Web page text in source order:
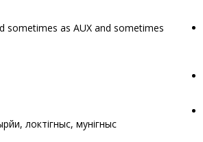
sometimes as AUX and sometimes
локтігӧныс, мунігӧныс